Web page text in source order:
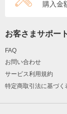
購入金
お客さまサポート
FAQ
お問い合わせ
サービス利用規約
特定商取引法に基づく